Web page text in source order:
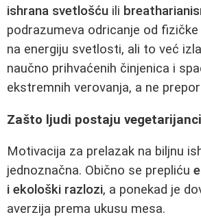
ishrana svetlošću ili
podrazumeva odricanje od
na energiju svetlosti, ali to već
naučno prihvaćenih činjenica i
ekstremnih verovanja, a ne
Zašto ljudi postaju
Motivacija za prelazak na biljnu
jednoznačna. Obično se prepliću
i ekološki razlozi, a ponekad je
averzija prema ukusu mesa.